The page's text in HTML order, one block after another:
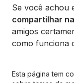
Se você achou
compartilhar
amigos
como funciona
Esta página tem